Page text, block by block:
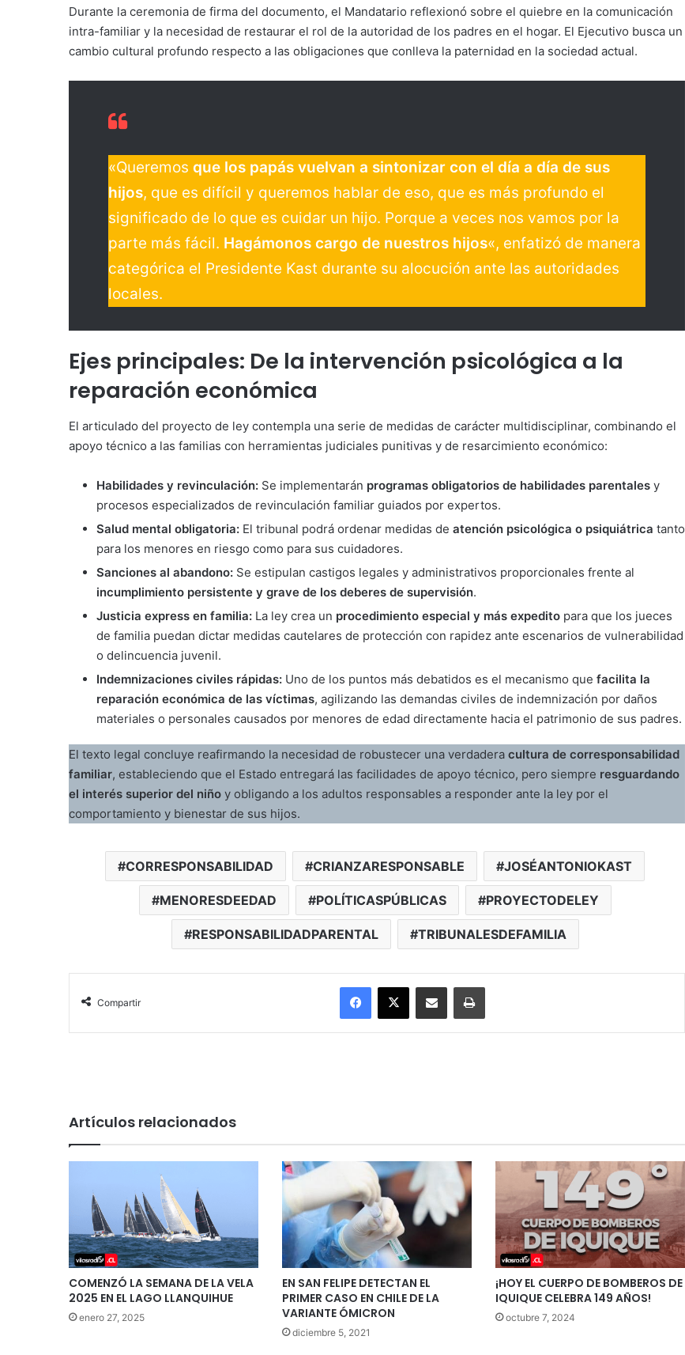
Durante la ceremonia de firma del documento, el Mandatario reflexionó sobre el quiebre en la comunicación
intra-familiar y la necesidad de restaurar el rol de la autoridad de los padres en el hogar. El Ejecutivo busca un
cambio cultural profundo respecto a las obligaciones que conlleva la paternidad en la sociedad actual.
«Queremos que los papás vuelvan a sintonizar con el día a día de sus
hijos, que es difícil y queremos hablar de eso, que es más profundo el
significado de lo que es cuidar un hijo. Porque a veces nos vamos por la
parte más fácil. Hagámonos cargo de nuestros hijos«, enfatizó de manera
categórica el Presidente Kast durante su alocución ante las autoridades
locales.
Ejes principales: De la intervención psicológica a la
reparación económica
El articulado del proyecto de ley contempla una serie de medidas de carácter multidisciplinar, combinando el
apoyo técnico a las familias con herramientas judiciales punitivas y de resarcimiento económico:
Habilidades y revinculación: Se implementarán programas obligatorios de habilidades parentales y
procesos especializados de revinculación familiar guiados por expertos.
Salud mental obligatoria: El tribunal podrá ordenar medidas de atención psicológica o psiquiátrica tanto
para los menores en riesgo como para sus cuidadores.
Sanciones al abandono: Se estipulan castigos legales y administrativos proporcionales frente al
incumplimiento persistente y grave de los deberes de supervisión.
Justicia express en familia: La ley crea un procedimiento especial y más expedito para que los jueces
de familia puedan dictar medidas cautelares de protección con rapidez ante escenarios de vulnerabilidad
o delincuencia juvenil.
Indemnizaciones civiles rápidas: Uno de los puntos más debatidos es el mecanismo que facilita la
reparación económica de las víctimas, agilizando las demandas civiles de indemnización por daños
materiales o personales causados por menores de edad directamente hacia el patrimonio de sus padres.
El texto legal concluye reafirmando la necesidad de robustecer una verdadera cultura de corresponsabilidad
familiar, estableciendo que el Estado entregará las facilidades de apoyo técnico, pero siempre resguardando
el interés superior del niño y obligando a los adultos responsables a responder ante la ley por el
comportamiento y bienestar de sus hijos.
CORRESPONSABILIDAD CRIANZARESPONSABLE JOSÉANTONIOKAST
MENORESDEEDAD POLÍTICASPÚBLICAS PROYECTODELEY
RESPONSABILIDADPARENTAL TRIBUNALESDEFAMILIA
Compartir
Facebook
X Enviar vía email Imprimir
Artículos relacionados
COMENZÓ LA SEMANA DE LA VELA
2025 EN EL LAGO LLANQUIHUE
enero 27, 2025
EN SAN FELIPE DETECTAN EL
PRIMER CASO EN CHILE DE LA
VARIANTE ÓMICRON
diciembre 5, 2021
¡HOY EL CUERPO DE BOMBEROS DE
IQUIQUE CELEBRA 149 AÑOS!
octubre 7, 2024